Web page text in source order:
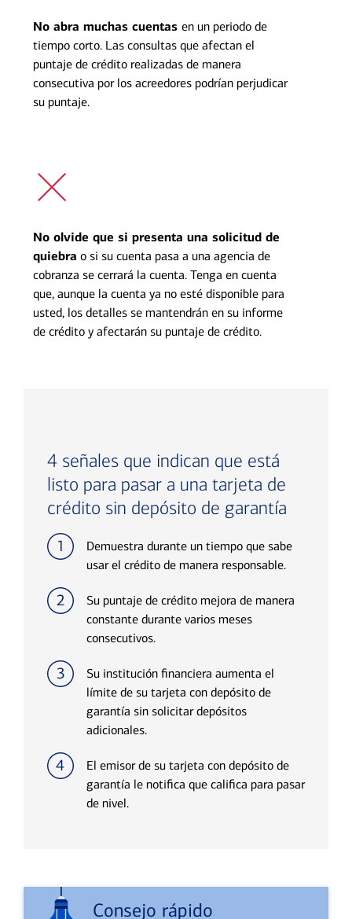
No abra muchas cuentas en un periodo de
tiempo corto. Las consultas que afectan el
puntaje de crédito realizadas de manera
consecutiva por los acreedores podrían perjudicar
su puntaje.
No olvide que si presenta una solicitud de
quiebra o si su cuenta pasa a una agencia de
cobranza se cerrará la cuenta. Tenga en cuenta
que, aunque la cuenta ya no esté disponible para
usted, los detalles se mantendrán en su informe
de crédito y afectarán su puntaje de crédito.
4 señales que indican que está
listo para pasar a una tarjeta de
crédito sin depósito de garantía
Demuestra durante un tiempo que sabe
usar el crédito de manera responsable.
Su puntaje de crédito mejora de manera
constante durante varios meses
consecutivos.
Su institución financiera aumenta el
límite de su tarjeta con depósito de
garantía sin solicitar depósitos
adicionales.
El emisor de su tarjeta con depósito de
garantía le notifica que califica para pasar
de nivel.
Consejo rápido